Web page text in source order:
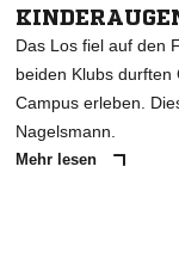
Das Los fiel auf den
beiden Klubs durften
Campus erleben.
Nagelsmann.
Mehr lesen